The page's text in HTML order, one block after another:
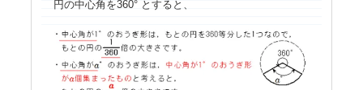
円の中心角を360° とすると、